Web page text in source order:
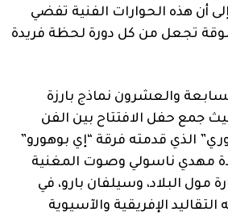
إلى أن هذه الحوارات الفنية تفضي
تجعل من كل دورة لحظة فريدة
والعشرون نماذج بارزة
جمع حفل الافتتاح بين الفن
الذي قدمته فرقة “إي بوهورو”
مهدي ناسولي وصوت المغنية
مول البلاد، وسيلفان بارو، في
الإفريقية والآسيوية